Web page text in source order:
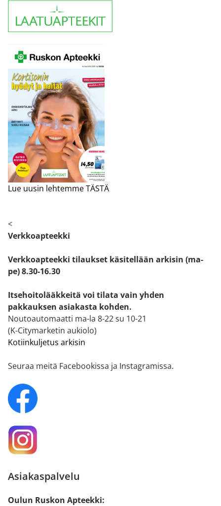
Lue uusin lehtemme TÄSTÄ
<
Verkkoapteekki
Verkkoapteekki tilaukset käsitellään arkisin (ma-
pe) 8.30-16.30
Itsehoitolääkkeitä voi tilata vain yhden
pakkauksen asiakasta kohden.
Noutoautomaatti ma-la 8-22 su 10-21
(K-Citymarketin aukiolo)
Kotiinkuljetus arkisin
Seuraa meitä Facebookissa ja Instagramissa.
Asiakaspalvelu
Oulun Ruskon Apteekki: